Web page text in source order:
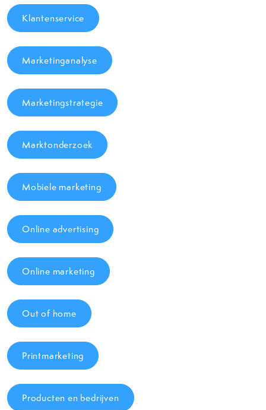
Klantenservice
Marketinganalyse
Marketingstrategie
Marktonderzoek
Mobiele marketing
Online advertising
Online marketing
Out of home
Printmarketing
Producten en bedrijven